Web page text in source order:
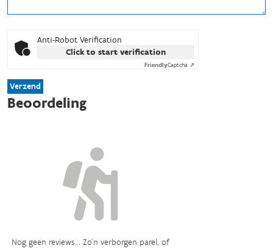
Anti-Robot Verification
Click to start verification
FriendlyCaptcha ⇗
Verzend
Beoordeling
Nog geen reviews... Zo’n verborgen parel, of